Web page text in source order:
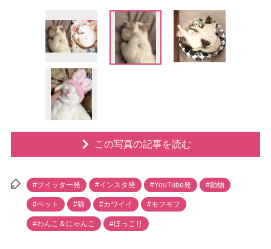
この写真の記事を読む
#ツイッター発 #インスタ発 #YouTube発 #動物
#ペット #猫 #カワイイ #モフモフ
#わんこ＆にゃんこ #ほっこり